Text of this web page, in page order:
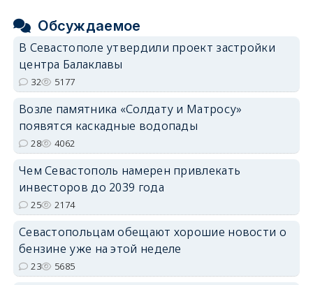
Обсуждаемое
В Севастополе утвердили проект застройки
центра Балаклавы
32 5177
Возле памятника «Солдату и Матросу»
появятся каскадные водопады
28 4062
Чем Севастополь намерен привлекать
инвесторов до 2039 года
25 2174
Севастопольцам обещают хорошие новости о
бензине уже на этой неделе
23 5685